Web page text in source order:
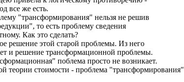
все же есть.
"трансформирования" нельзя не решив
то есть проблему сведения
Как это сделать?
решение этой старой проблемы. Из него
и решение трансформационной проблемы.
поблема просто не возникает.
теории стоимости - проблема "трансформирования"